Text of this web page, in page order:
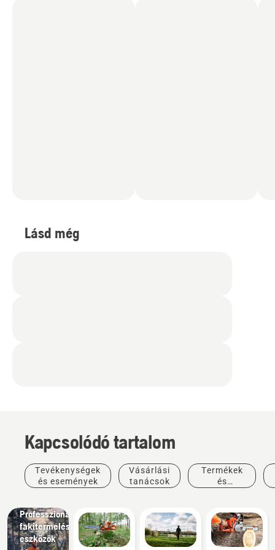
Lásd még
Kapcsolódó tartalom
Tevékenységek
és események
Vásárlási
tanácsok
Termékek
és
Professzionális
fakitermelési
eszközök